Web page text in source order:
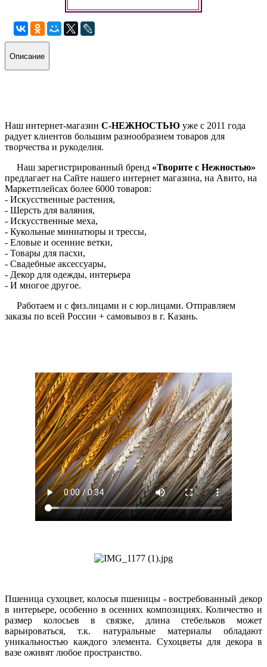
Описание
Наш интернет-магазин С-НЕЖНОСТЬЮ уже с 2011 года
радует клиентов большим разнообразием товаров для
творчества и рукоделия.
Наш зарегистрированный бренд «Творите с Нежностью»
предлагает на Сайте нашего интернет магазина, на Авито, на
Маркетплейсах более 6000 товаров:
- Искусственные растения,
- Шерсть для валяния,
- Искусственные меха,
- Кукольные миниатюры и трессы,
- Еловые и осенние ветки,
- Товары для пасхи,
- Свадебные аксессуары,
- Декор для одежды, интерьера
- И многое другое.
Работаем и с физ.лицами и с юр.лицами. Отправляем
заказы по всей России + самовывоз в г. Казань.
Пшеница сухоцвет, колосья пшеницы - востребованный декор
в интерьере, особенно в осенних композициях. Количество и
размер колосьев в связке, длина стебельков может
варьироваться, т.к. натуральные материалы обладают
уникальностью каждого элемента. Сухоцветы для декора в
вазе оживят любое пространство.